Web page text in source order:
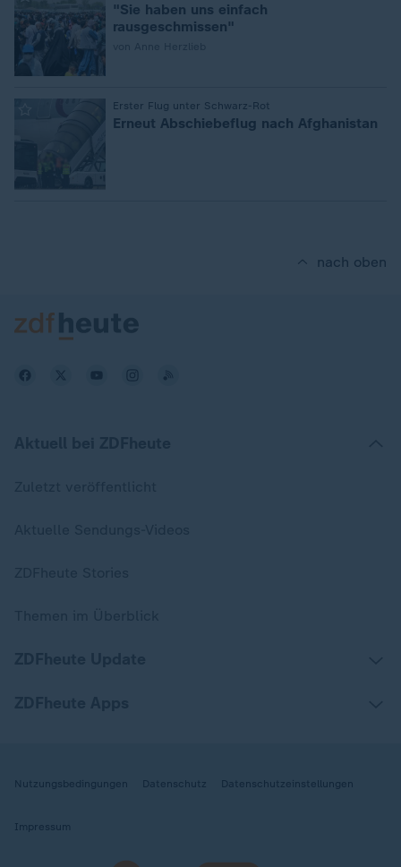
"Sie haben uns einfach
rausgeschmissen"
Erster Flug unter Schwarz-Rot
Erneut Abschiebeflug nach Afghanistan
nach oben
Nutzungsbedingungen Datenschutz Datenschutzeinstellungen
Impressum